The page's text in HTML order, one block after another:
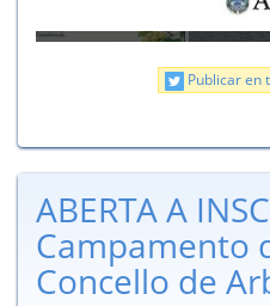
Publicar en
ABERTA A
Campamento
Concello de